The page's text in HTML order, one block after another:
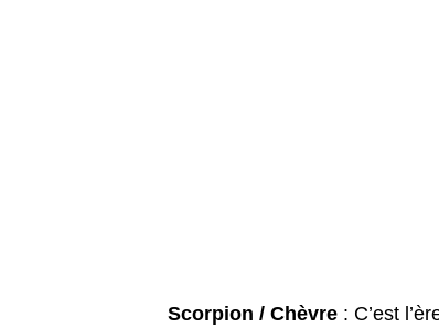
Scorpion / Chèvre : C’est